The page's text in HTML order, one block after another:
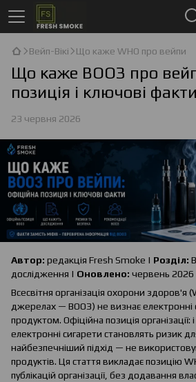
Вейп-Вікі Що каже WHO про вейпи
Що каже ВООЗ про
позиція і ключові факти
23 червня 2026
Автор: редакція Fresh Smoke | Розділ:
дослідження | Оновлено: червень 2026
Всесвітня організація охорони здоров'я
джерелах — ВООЗ) не визнає електронні
продуктом. Офіційна позиція організації:
електронні сигарети становлять ризик
найбезпечніший підхід — не
продуктів. Ця стаття викладає позицію
публікацій організації, без додавання